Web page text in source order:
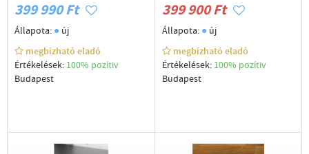
DEÁK TÉRNÉL Azonnal
399 990 Ft
Állapota: ● új
megbízható eladó
Értékelések: 100% pozítiv
Budapest
billentyűzet 1 év
GARANCIA DEÁK
TÉRNÉL
399 900 Ft
Állapota: ●új
megbízható eladó
Értékelések: 100% pozítiv
Budapest